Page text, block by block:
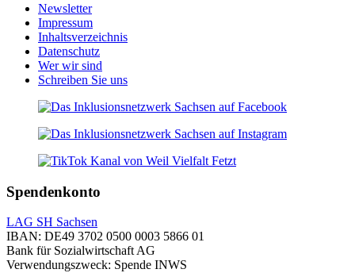
Newsletter
Impressum
Inhaltsverzeichnis
Datenschutz
Wer wir sind
Schreiben Sie uns
Spendenkonto
LAG SH Sachsen
IBAN: DE49 3702 0500 0003 5866 01
Bank für Sozialwirtschaft AG
Verwendungszweck: Spende INWS